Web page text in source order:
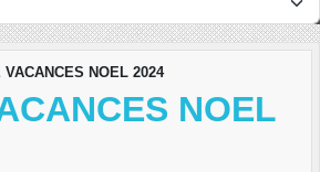
VACANCES NOEL 2024
NOEL